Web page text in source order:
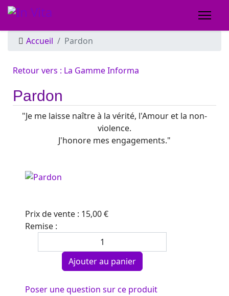
Accueil Pardon
Retour vers : La Gamme Informa
Pardon
"Je me laisse naître à la vérité, l'Amour et la non-
violence.
J'honore mes engagements."
Prix ​​de vente : 15,00 €
Remise :
Poser une question sur ce produit